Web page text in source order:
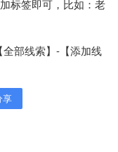
标签即可，比如：老
部线索】-【添加线
享